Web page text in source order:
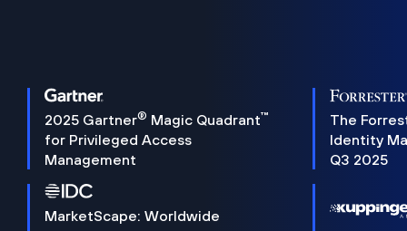
2025 Gartner® Magic Quadrant™
for Privileged Access
Management
The
Identity
Q3 2025
MarketScape: Worldwide